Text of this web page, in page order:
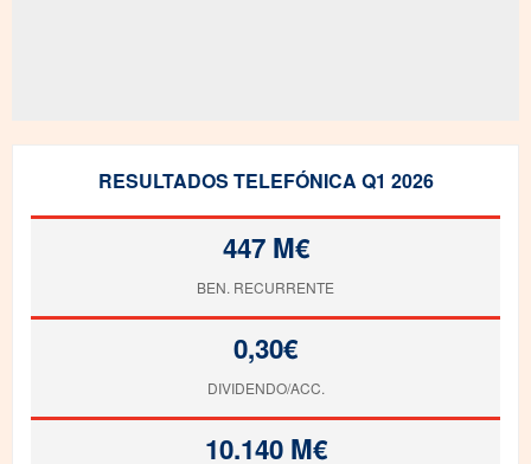
RESULTADOS TELEFÓNICA Q1 2026
447 M€
BEN. RECURRENTE
0,30€
DIVIDENDO/ACC.
10.140 M€